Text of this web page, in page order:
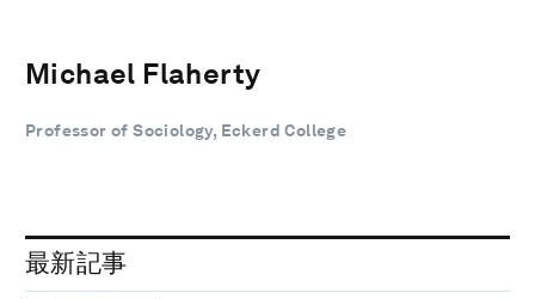
Michael Flaherty
Professor of Sociology, Eckerd College
最新記事